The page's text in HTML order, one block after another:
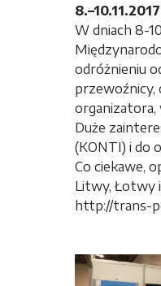
8.–10.11.2017
W dniach 8-
odróżnieniu
przewoźnicy,
organizatora,
Duże
(KONTI) i do
Co ciekawe,
Litwy, Łotwy
http://trans-